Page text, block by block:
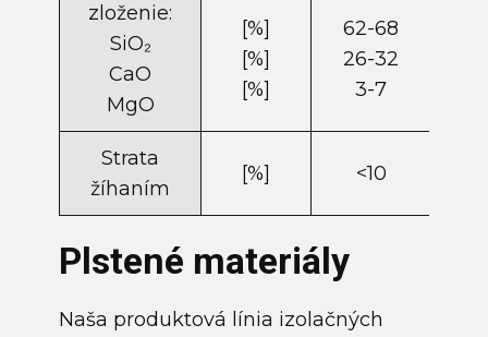
zloženie:
SiO₂
CaO
MgO
[%]
[%]
[%]
62-68
26-32
3-7
Strata
žíhaním
[%] <10
Plstené materiály
Naša produktová línia izolačných